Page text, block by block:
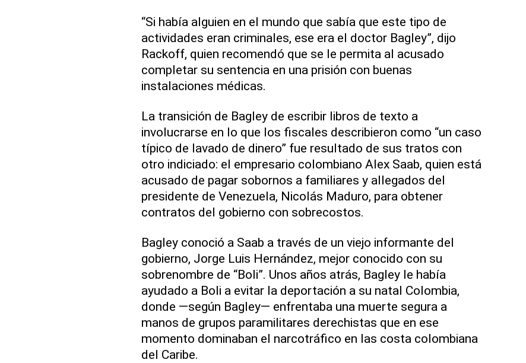
“Si había alguien en el mundo que sabía que este tipo de
actividades eran criminales, ese era el doctor Bagley”, dijo
Rackoff, quien recomendó que se le permita al acusado
completar su sentencia en una prisión con buenas
instalaciones médicas.
La transición de Bagley de escribir libros de texto a
involucrarse en lo que los fiscales describieron como “un caso
típico de lavado de dinero” fue resultado de sus tratos con
otro indiciado: el empresario colombiano Alex Saab, quien está
acusado de pagar sobornos a familiares y allegados del
presidente de Venezuela, Nicolás Maduro, para obtener
contratos del gobierno con sobrecostos.
Bagley conoció a Saab a través de un viejo informante del
gobierno, Jorge Luis Hernández, mejor conocido con su
sobrenombre de “Boli”. Unos años atrás, Bagley le había
ayudado a Boli a evitar la deportación a su natal Colombia,
donde —según Bagley— enfrentaba una muerte segura a
manos de grupos paramilitares derechistas que en ese
momento dominaban el narcotráfico en las costa colombiana
del Caribe.